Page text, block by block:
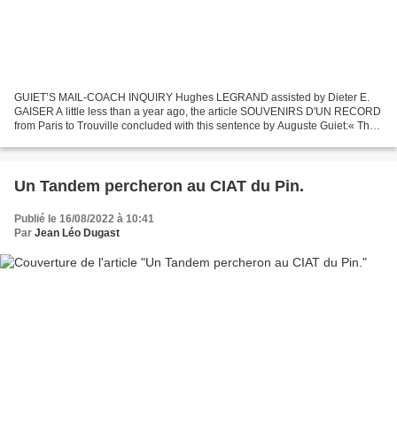
GUIET’S MAIL-COACH INQUIRY Hughes LEGRAND assisted by Dieter E.
GAISER A little less than a year ago, the article SOUVENIRS D'UN RECORD
from Paris to Trouville concluded with this sentence by Auguste Guiet:« The
Un Tandem percheron au CIAT du Pin.
Publié le 16/08/2022 à 10:41
Par Jean Léo Dugast